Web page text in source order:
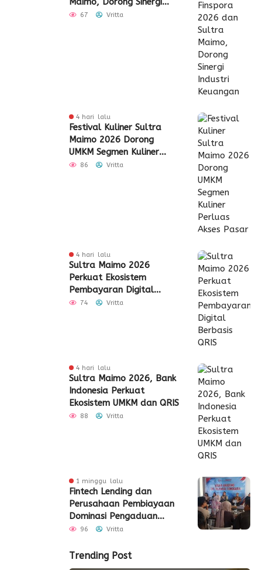
Industri Keuangan
67 Vritta
4 hari lalu
Festival Kuliner Sultra
Maimo 2026 Dorong
UMKM Segmen Kuliner
Perluas Akses Pasar
86 Vritta
4 hari lalu
Sultra Maimo 2026
Perkuat Ekosistem
Pembayaran Digital
Berbasis QRIS
74 Vritta
4 hari lalu
Sultra Maimo 2026, Bank
Indonesia Perkuat
Ekosistem UMKM dan QRIS
88 Vritta
1 minggu lalu
Fintech Lending dan
Perusahaan Pembiayaan
Dominasi Pengaduan
Konsumen di Sultra
96 Vritta
Trending Post